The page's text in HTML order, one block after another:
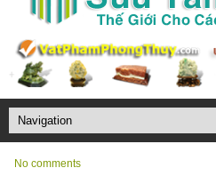
No comments